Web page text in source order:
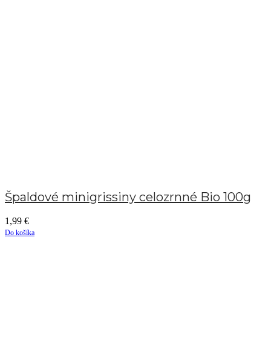
Špaldové minigrissiny celozrnné Bio 100g
1,99 €
Do košíka